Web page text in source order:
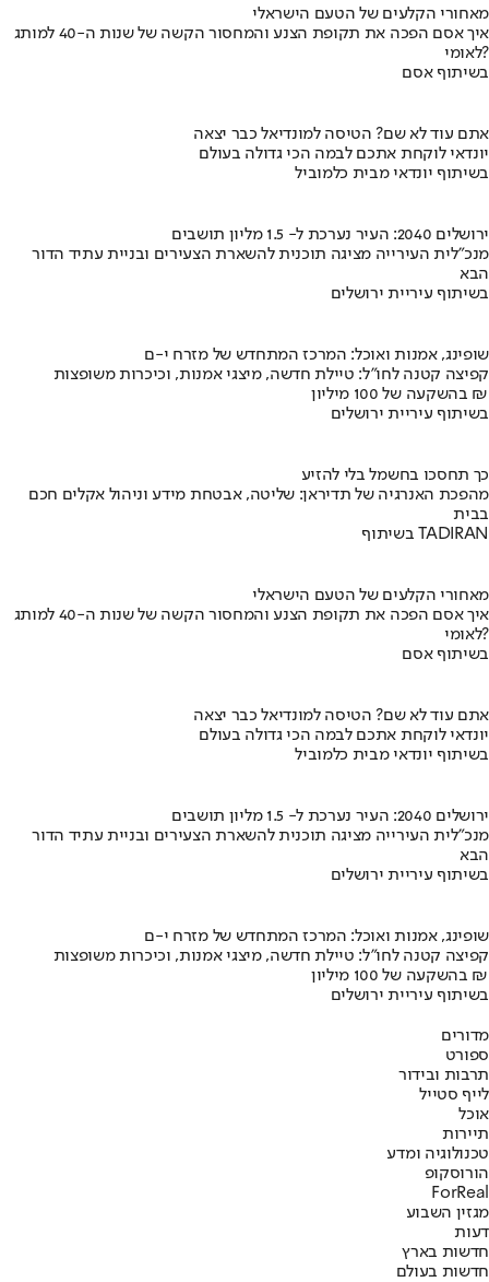
מאחורי הקלעים של הטעם הישראלי
איך אסם הפכה את תקופת הצנע והמחסור הקשה של שנות ה-40 למותג
לאומי?
בשיתוף אסם
אתם עוד לא שם? הטיסה למונדיאל כבר יצאה
יונדאי לוקחת אתכם לבמה הכי גדולה בעולם
בשיתוף יונדאי מבית כלמוביל
ירושלים 2040: העיר נערכת ל- 1.5 מליון תושבים
מנכ"לית העירייה מציגה תוכנית להשארת הצעירים ובניית עתיד הדור
הבא
בשיתוף עיריית ירושלים
שופינג, אמנות ואוכל: המרכז המתחדש של מזרח י-ם
קפיצה קטנה לחו"ל: טיילת חדשה, מיצגי אמנות, וכיכרות משופצות
בהשקעה של 100 מיליון ₪
בשיתוף עיריית ירושלים
כך תחסכו בחשמל בלי להזיע
מהפכת האנרגיה של תדיראן: שליטה, אבטחת מידע וניהול אקלים חכם
בבית
בשיתוף TADIRAN
מאחורי הקלעים של הטעם הישראלי
איך אסם הפכה את תקופת הצנע והמחסור הקשה של שנות ה-40 למותג
לאומי?
בשיתוף אסם
אתם עוד לא שם? הטיסה למונדיאל כבר יצאה
יונדאי לוקחת אתכם לבמה הכי גדולה בעולם
בשיתוף יונדאי מבית כלמוביל
ירושלים 2040: העיר נערכת ל- 1.5 מליון תושבים
מנכ"לית העירייה מציגה תוכנית להשארת הצעירים ובניית עתיד הדור
הבא
בשיתוף עיריית ירושלים
שופינג, אמנות ואוכל: המרכז המתחדש של מזרח י-ם
קפיצה קטנה לחו"ל: טיילת חדשה, מיצגי אמנות, וכיכרות משופצות
בהשקעה של 100 מיליון ₪
בשיתוף עיריית ירושלים
מדורים
ספורט
תרבות ובידור
לייף סטייל
אוכל
תיירות
טכנולוגיה ומדע
הורוסקופ
ForReal
מגזין השבוע
דעות
חדשות בארץ
חדשות בעולם